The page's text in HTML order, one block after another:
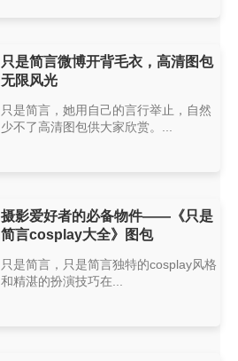
只是简言微博开背毛衣，高清图包
无限风光
只是简言，她用自己的言行举止，自然
少不了高清图包供大家欣赏。...
摄影爱好者的必备物件——《只是
简言cosplay大全》图包
只是简言，只是简言独特的cosplay风格
和精湛的扮演技巧在...